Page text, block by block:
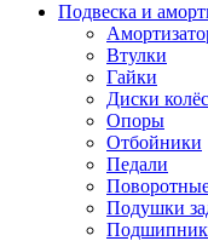
Подвеска и
Втулки
Гайки
Диски
Опоры
Отбойники
Педали
Подушки